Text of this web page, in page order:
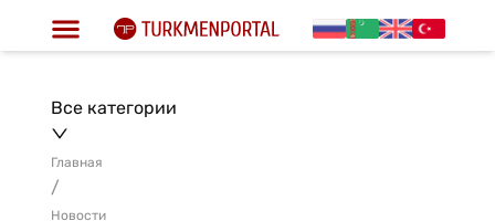
Все категории
Главная
/
Новости